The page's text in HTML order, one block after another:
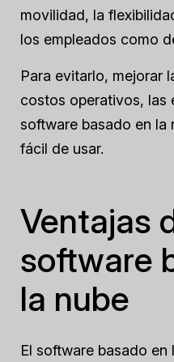
movilidad, la
los empleados como
Para evitarlo, mejorar
costos operativos, las
software basado en la
fácil de usar.
Ventajas
software
la nube
El software basado en